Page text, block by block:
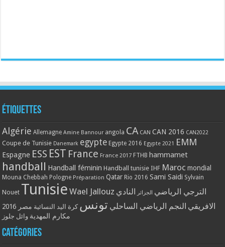
Étiquettes
Algérie Allemagne Amine Bannour angola CA CAN CAN 2016 CAN2022
Coupe de Tunisie Danemark egypte Egypte 2016 Egypte 2021 EMM
Espagne ESS EST France France 2017 FTHB hammamet
handball Handball féminin Handball tunisie IHF Maroc mondial
Mouna Chebbah Pologne Préparation Qatar Rio 2016 Sami Saidi Sylvain
Nouet Tunisie Wael Jallouz الترجي الرياضي الجزائر النادي
الافريقي النجم الرياضي الساحلي تونس كرة اليد النسائية مصر 2016
مكارم المهدية وائل جلوز
Catégories